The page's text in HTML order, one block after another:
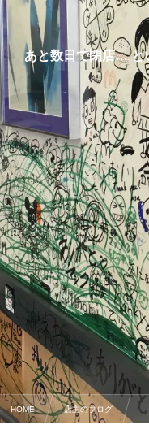
あと数日で閉店… と
HOME 店主のブログ